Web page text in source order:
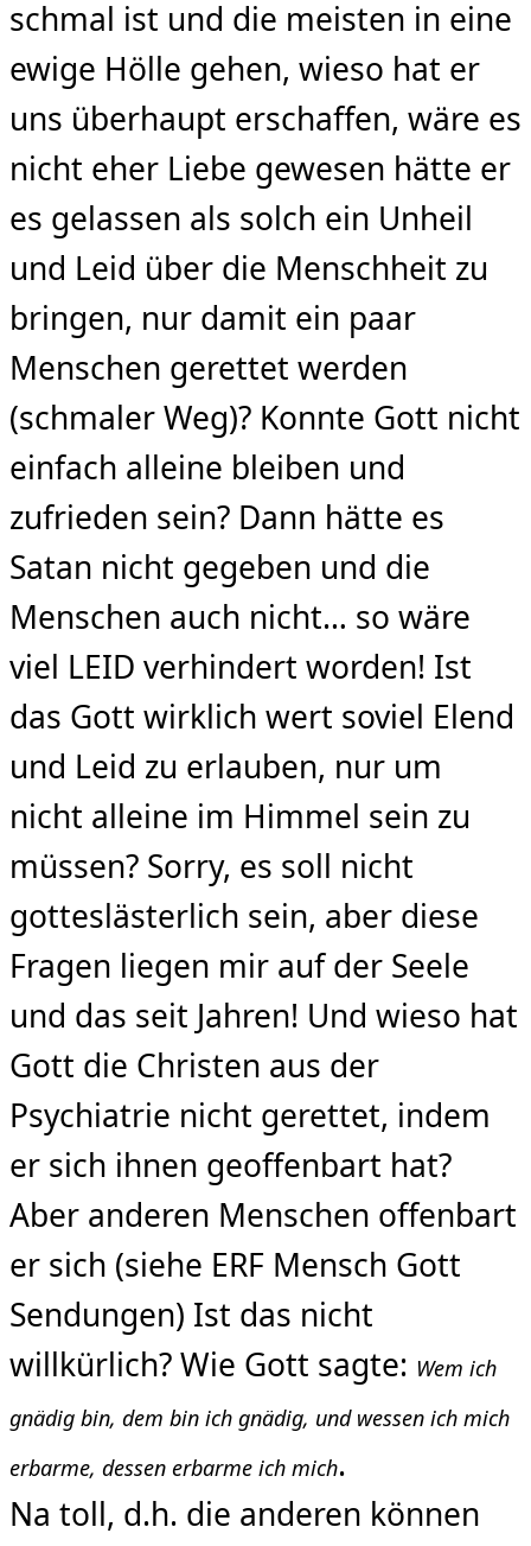
schmal ist und die meisten in eine
ewige Hölle gehen, wieso hat er
uns überhaupt erschaffen, wäre es
nicht eher Liebe gewesen hätte er
es gelassen als solch ein Unheil
und Leid über die Menschheit zu
bringen, nur damit ein paar
Menschen gerettet werden
(schmaler Weg)? Konnte Gott nicht
einfach alleine bleiben und
zufrieden sein? Dann hätte es
Satan nicht gegeben und die
Menschen auch nicht… so wäre
viel LEID verhindert worden! Ist
das Gott wirklich wert soviel Elend
und Leid zu erlauben, nur um
nicht alleine im Himmel sein zu
müssen? Sorry, es soll nicht
gotteslästerlich sein, aber diese
Fragen liegen mir auf der Seele
und das seit Jahren! Und wieso hat
Gott die Christen aus der
Psychiatrie nicht gerettet, indem
er sich ihnen geoffenbart hat?
Aber anderen Menschen offenbart
er sich (siehe ERF Mensch Gott
Sendungen) Ist das nicht
willkürlich? Wie Gott sagte: Wem ich
gnädig bin, dem bin ich gnädig, und wessen ich mich
erbarme, dessen erbarme ich mich.
Na toll, d.h. die anderen können